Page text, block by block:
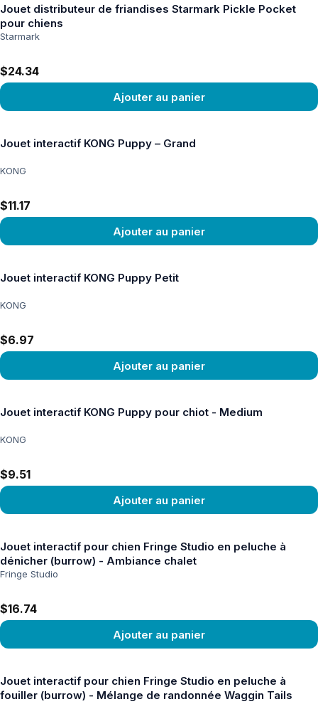
Jouet distributeur de friandises Starmark Pickle Pocket
pour chiens
Starmark
$24.34
Ajouter au panier
Jouet interactif KONG Puppy – Grand
KONG
$11.17
Ajouter au panier
Jouet interactif KONG Puppy Petit
KONG
$6.97
Ajouter au panier
Jouet interactif KONG Puppy pour chiot - Medium
KONG
$9.51
Ajouter au panier
Jouet interactif pour chien Fringe Studio en peluche à
dénicher (burrow) - Ambiance chalet
Fringe Studio
$16.74
Ajouter au panier
Jouet interactif pour chien Fringe Studio en peluche à
fouiller (burrow) - Mélange de randonnée Waggin Tails